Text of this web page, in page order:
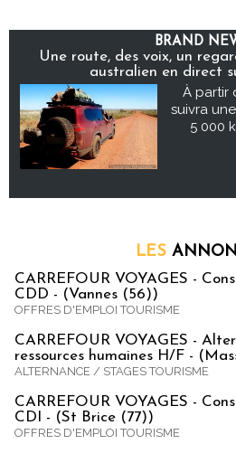
BRAND
Une route, des voix, un
australien en direct
À partir
suivra
5 000
LES
CARREFOUR VOYAGES -
CDD - (Vannes (56))
OFFRES D'EMPLOI TOURISME
CARREFOUR VOYAGES -
ressources humaines H/F -
ALTERNANCE / STAGES TOURISME
CARREFOUR VOYAGES -
CDI - (St Brice (77))
OFFRES D'EMPLOI TOURISME